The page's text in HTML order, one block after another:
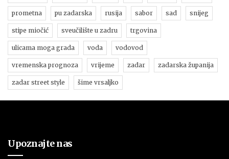
prometna pu zadarska rusija sabor sad snijeg
stipe miočić sveučilište u zadru trgovina
ulicama moga grada voda vodovod
vremenska prognoza vrijeme zadar zadarska županija
zadar street style šime vrsaljko
Upoznajte nas